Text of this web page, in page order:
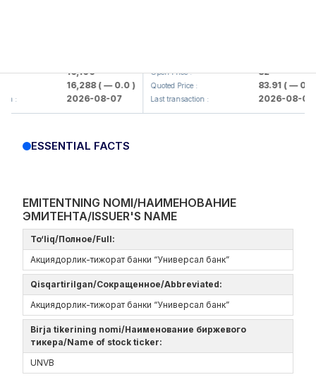
16,100
16,288( — 0.0 )
2026-08-07
Open Price : 82
Quoted Price : ( — 0.0 )
Last transaction : 2026-08-07
ESSENTIAL FACTS
EMITENTNING NOMI/НАИМЕНОВАНИЕ
ЭМИТЕНТА/ISSUER'S NAME
To‘liq/Полное/Full:
Акциядорлик-тижорат банки “Универсал банк”
Qisqartirilgan/Сокращенное/Abbreviated:
Акциядорлик-тижорат банки “Универсал банк”
Birja tikerining nomi/Наименование биржевого
тикера/Name of stock ticker:
UNVB